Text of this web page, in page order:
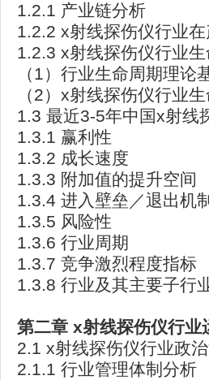
1.2.1 产业链分析
1.2.2 x射线探伤仪行业
1.2.3 x射线探伤仪行业
（1）行业生命周期理论
（2）x射线探伤仪行业
1.3 最近3-5年中国x射线
1.3.1 赢利性
1.3.2 成长速度
1.3.3 附加值的提升空间
1.3.4 进入壁垒／退出机制
1.3.5 风险性
1.3.6 行业周期
1.3.7 竞争激烈程度指标
1.3.8 行业及其主要子行
第二章 x射线探伤仪行业
2.1 x射线探伤仪行业政
2.1.1 行业管理体制分析